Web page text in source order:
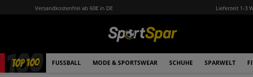
Versandkostenfrei ab 60€ in DE Lieferzeit 1-3
TOP 100 FUSSBALL MODE & SPORTSWEAR SCHUHE SPARWELT